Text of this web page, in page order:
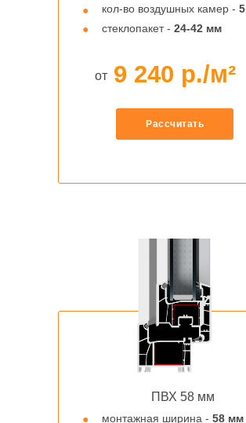
от
ПВХ 58 мм
монтажная ширина - 58 мм
●
Рассчитать
●
●
кол-во воздушных камер - 5
стеклопакет - 24-42 мм
9 240 р./м²
с условиями политики конфиденциальности
zavod.ru в виде sms, email рассылки